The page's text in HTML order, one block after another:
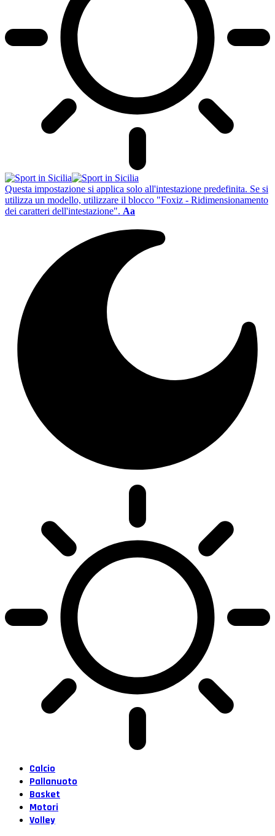
Questa impostazione si applica solo all'intestazione predefinita. Se si
utilizza un modello, utilizzare il blocco "Foxiz - Ridimensionamento
dei caratteri dell'intestazione". Aa
Calcio
Pallanuoto
Basket
Motori
Volley